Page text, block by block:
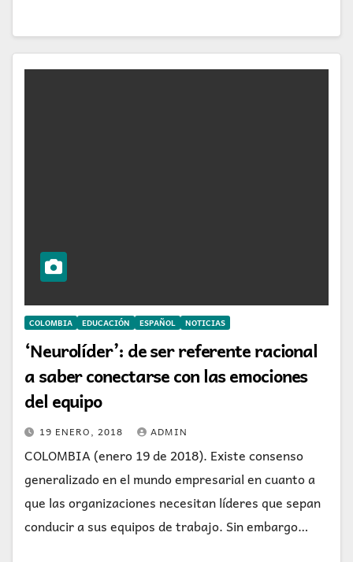
COLOMBIA EDUCACIÓN ESPAÑOL NOTICIAS
‘Neurolíder’: de ser referente racional
a saber conectarse con las emociones
del equipo
19 ENERO, 2018 ADMIN
COLOMBIA (enero 19 de 2018). Existe consenso
generalizado en el mundo empresarial en cuanto a
que las organizaciones necesitan líderes que sepan
conducir a sus equipos de trabajo. Sin embargo…